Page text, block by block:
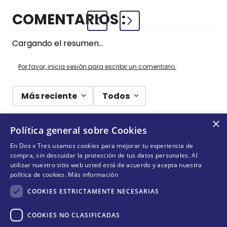
COMENTARIOS
Cargando el resumen…
Por favor, inicia sesión para escribir un comentario.
Más reciente Todos
Cargando comentarios…
¡DEJANDO HUELLAS! 🐾
Suscríbete y conoce nuestras acciones, campañas y
×
Política general sobre Cookies
En Dos x Tres usamos cookies para mejorar tu experiencia de
compra, sin descuidar la protección de tus datos personales. Al
utilizar nuestro sitio web usted está de acuerdo y acepta nuestra
política de cookies. Más información
COOKIES ESTRICTAMENTE NECESARIAS
COOKIES NO CLASIFICADAS